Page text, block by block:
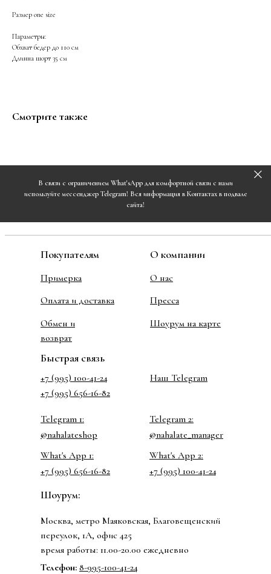
Размер one size
Параметры:
Обхват бедер до 110 см
Длинна шорт 35 см
Смотрите также
В связи с ограничением What'sApp для комфортной связи с нами
используйте мессенджер Telegram! Вся информация в Контактах в подвале
сайта!
Примерка
О нас
Оплата и доставка
Обмен и
возврат
Покупателям О компании
Пресса
Шоурум:
Москва, метро Маяковская, Благовещенский
переулок, 1А, офис 425
время работы: 11.00-20.00 ежедневно
Шоурум на карте
Телефон: 8-995-100-41-24
Быстрая связь
+7 (995) 100-41-24
Telegram 1:
Наш Telegram
@nahalate_manager
Telegram 2:
@nahalateshop
What's App 1:
+7 (995) 100-41-24
What's App 2:
+7 (995) 656-16-82
+7 (995) 656-16-82